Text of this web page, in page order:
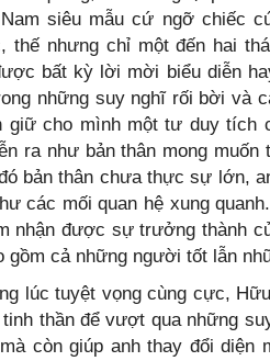
siêu mẫu cứ ngỡ chiếc
thế nhưng chỉ một đến hai
bất kỳ lời mời biểu diễn
những suy nghĩ rối bời và
giữ cho mình một tư duy tích
ra như bản thân mong
bản thân chưa thực sự lớn,
các mối quan hệ xung
nhận được sự trưởng thành
gồm cả những người tốt lẫn
lúc tuyệt vọng cùng cực,
thần để vượt qua những
còn giúp anh thay đổi